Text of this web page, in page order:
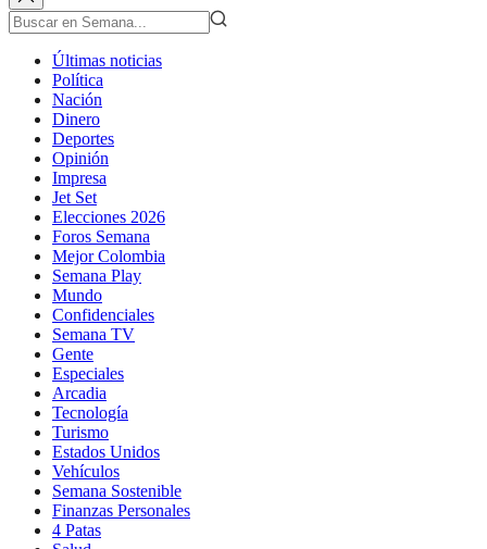
Últimas noticias
Política
Nación
Dinero
Deportes
Opinión
Impresa
Jet Set
Elecciones 2026
Foros Semana
Mejor Colombia
Semana Play
Mundo
Confidenciales
Semana TV
Gente
Especiales
Arcadia
Tecnología
Turismo
Estados Unidos
Vehículos
Semana Sostenible
Finanzas Personales
4 Patas